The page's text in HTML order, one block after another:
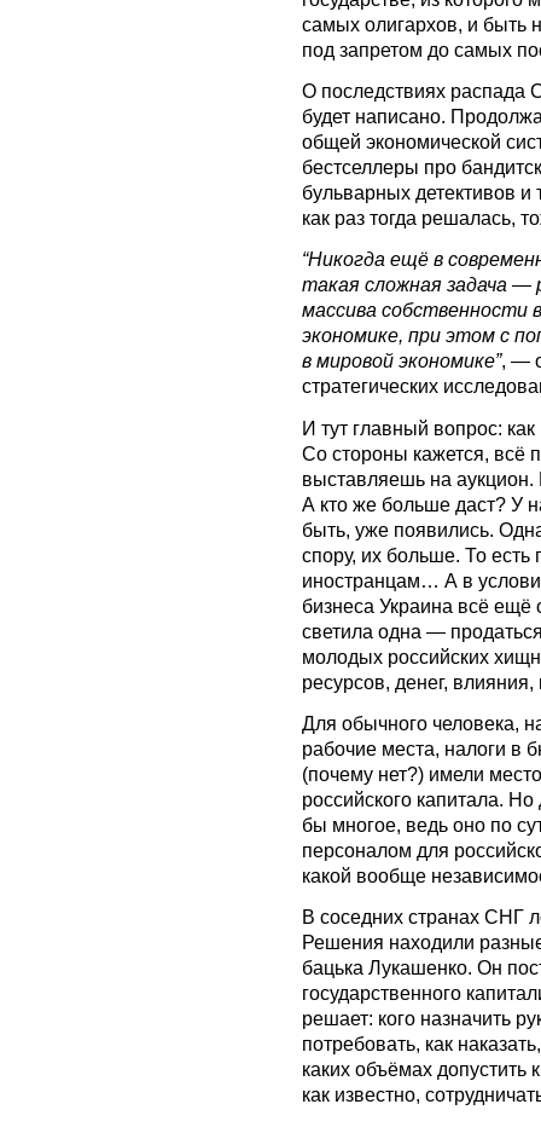
самых олигархов, и быть
под запретом до самых
О последствиях распада
будет написано.
общей экономической
бестселлеры про
бульварных детективов и
как раз тогда решалась,
“Никогда ещё в
такая сложная задача —
массива собственности
экономике, при этом с
в мировой экономике”, —
стратегических
И тут главный вопрос:
Со стороны кажется, всё
выставляешь на аукцион.
А кто же больше даст? У
быть, уже появились.
спору, их больше. То есть
иностранцам… А в
бизнеса Украина всё ещё
светила одна —
молодых российских
ресурсов, денег, влияния,
Для обычного человека,
рабочие места, налоги в
(почему нет?) имели
российского капитала.
бы многое, ведь оно по
персоналом для
какой вообще
В соседних странах СНГ
Решения находили
бацька Лукашенко. Он
государственного
решает: кого назначить
потребовать, как
каких объёмах
как известно,